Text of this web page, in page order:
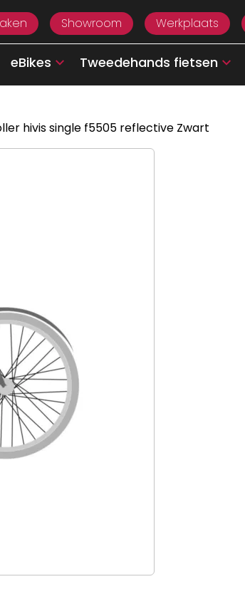
Showroom Werkplaats
eBikes Tweedehands fietsen
hivis single f5505 reflective Zwart